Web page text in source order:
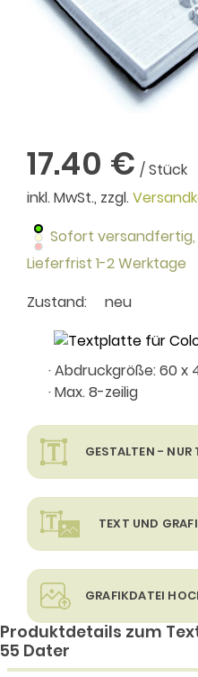
17.40 € / Stück
inkl. MwSt., zzgl.
Sofort versandfertig,
Lieferfrist 1-2 Werktage
Zustand:
neu
· Abdruckgröße: 60 x
· Max. 8-zeilig
GESTALTEN - NUR
TEXT UND
GRAFIKDATEI
Produktdetails zum
55 Dater